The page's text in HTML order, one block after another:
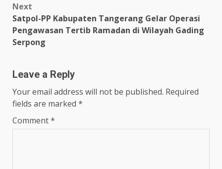
Next
Satpol-PP Kabupaten Tangerang Gelar Operasi
Pengawasan Tertib Ramadan di Wilayah Gading
Serpong
Leave a Reply
Your email address will not be published. Required
fields are marked *
Comment*